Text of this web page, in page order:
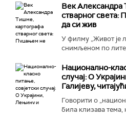
Век Александра
стварног света:
да си жив
У филму „Живот је
снимљеном по
Национално-
случај: О
Галијеву,
Говорити о
била клизава тема,